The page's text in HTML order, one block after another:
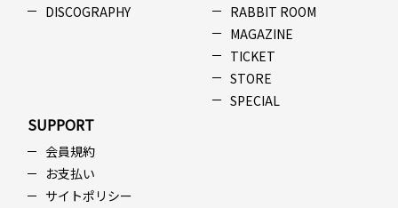
DISCOGRAPHY
RABBIT ROOM
MAGAZINE
TICKET
STORE
SPECIAL
SUPPORT
会員規約
お支払い
サイトポリシー